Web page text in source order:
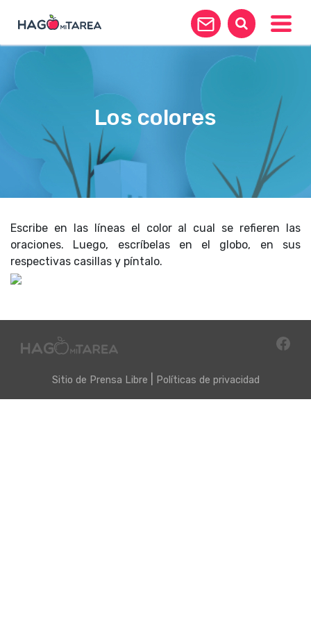
Los colores
Escribe en las líneas el color al cual se refieren las
oraciones. Luego, escríbelas en el globo, en sus
respectivas casillas y píntalo.
Sitio de Prensa Libre Políticas de privacidad